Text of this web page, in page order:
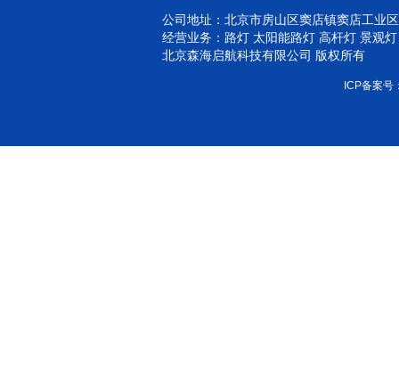
公司地址：北京市房山区窦店镇窦店工业
经营业务：路灯 太阳能路灯 高杆灯 景观
北京森海启航科技有限公司 版权所有
ICP备案号